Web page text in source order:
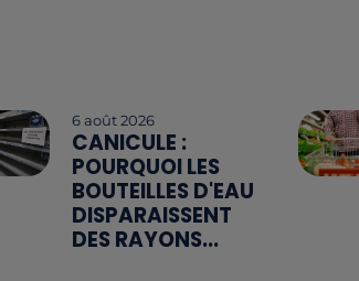
6 août 2026
CANICULE :
POURQUOI LES
BOUTEILLES D'EAU
DISPARAISSENT
DES RAYONS...